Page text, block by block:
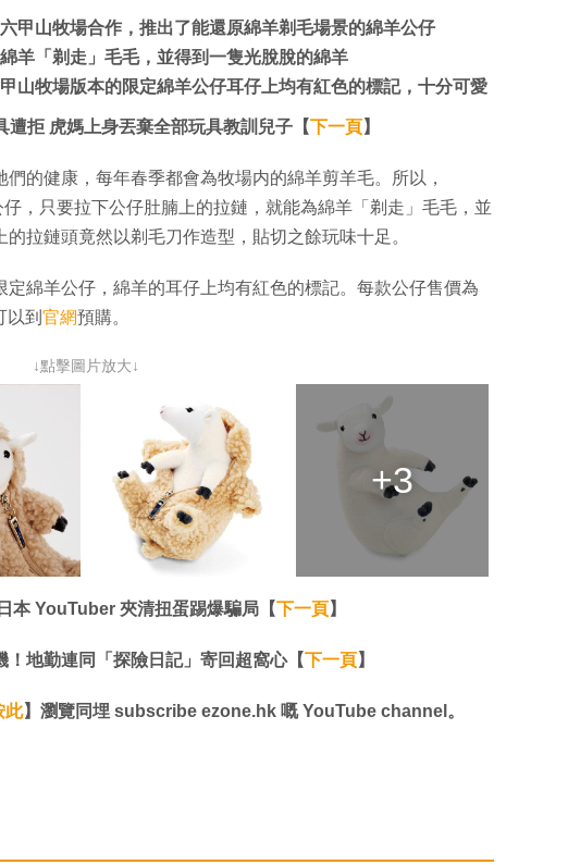
甲山牧場合作，推出了能還原綿羊剃毛場景的綿羊公仔
羊「剃走」毛毛，並得到一隻光脫脫的綿羊
山牧場版本的限定綿羊公仔耳仔上均有紅色的標記，十分可愛
遭拒 虎媽上身丟棄全部玩具教訓兒子【下一頁】
的健康，每年春季都會為牧場内的綿羊剪羊毛。所以，
，只要拉下公仔肚腩上的拉鏈，就能為綿羊「剃走」毛毛，並
拉鏈頭竟然以剃毛刀作造型，貼切之餘玩味十足。
綿羊公仔，綿羊的耳仔上均有紅色的標記。每款公仔售價為
以到 官網預購。
↓點擊圖片放大↓
+3
本 YouTuber 夾清扭蛋踢爆騙局【下一頁】
！地勤連同「探險日記」寄回超窩心【下一頁】
此】瀏覽同埋 subscribe ezone.hk 嘅 YouTube channel。